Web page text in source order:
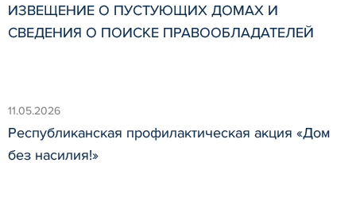
ИЗВЕЩЕНИЕ О ПУСТУЮЩИХ ДОМАХ И
СВЕДЕНИЯ О ПОИСКЕ ПРАВООБЛАДАТЕЛЕЙ
11.05.2026
Республиканская профилактическая акция «Дом
без насилия!»